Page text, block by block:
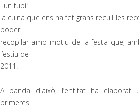
i un tupí:
la cuina que ens ha fet grans recull les
poder
recopilar amb motiu de la festa que,
l’estiu de
2011.
A banda d'això, l’entitat ha elaborat
primeres